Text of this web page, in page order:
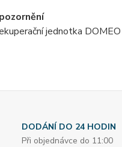
jednotka
DODÁNÍ DO 24 HODIN
Při objednávce do 11:00